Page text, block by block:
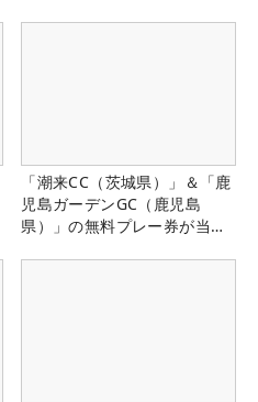
「潮来CC（茨城県）」＆「鹿
児島ガーデンGC（鹿児島
県）」の無料プレー券が当た